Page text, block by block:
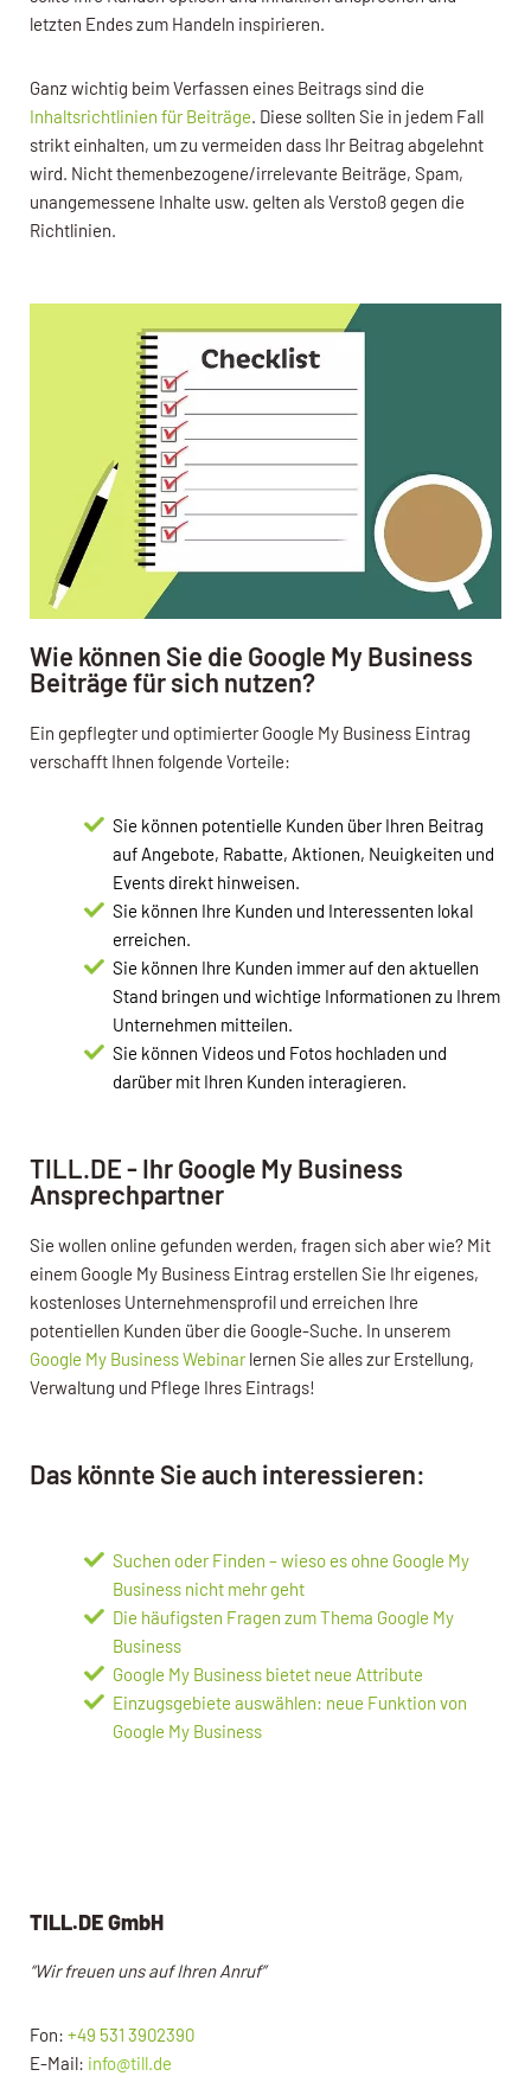
letzten Endes zum Handeln inspirieren.
Ganz wichtig beim Verfassen eines Beitrags sind die
Inhaltsrichtlinien für Beiträge. Diese sollten Sie in jedem Fall
strikt einhalten, um zu vermeiden dass Ihr Beitrag abgelehnt
wird. Nicht themenbezogene/irrelevante Beiträge, Spam,
unangemessene Inhalte usw. gelten als Verstoß gegen die
Richtlinien.
Wie können Sie die Google My Business
Beiträge für sich nutzen?
Ein gepflegter und optimierter Google My Business Eintrag
verschafft Ihnen folgende Vorteile:
Sie können potentielle Kunden über Ihren Beitrag
auf Angebote, Rabatte, Aktionen, Neuigkeiten und
Events direkt hinweisen.
Sie können Ihre Kunden und Interessenten lokal
erreichen.
Sie können Ihre Kunden immer auf den aktuellen
Stand bringen und wichtige Informationen zu Ihrem
Unternehmen mitteilen.
Sie können Videos und Fotos hochladen und
darüber mit Ihren Kunden interagieren.
TILL.DE - Ihr Google My Business
Ansprechpartner
Sie wollen online gefunden werden, fragen sich aber wie? Mit
einem Google My Business Eintrag erstellen Sie Ihr eigenes,
kostenloses Unternehmensprofil und erreichen Ihre
potentiellen Kunden über die Google-Suche. In unserem
Google My Business Webinarlernen Sie alles zur Erstellung,
Verwaltung und Pflege Ihres Eintrags!
Das könnte Sie auch interessieren:
Suchen oder Finden – wieso es ohne Google My
Business nicht mehr geht
Die häufigsten Fragen zum Thema Google My
Business
Google My Business bietet neue Attribute
Einzugsgebiete auswählen: neue Funktion von
Google My Business
TILL.DE GmbH
“Wir freuen uns auf Ihren Anruf”
Fon: +49 531 3902390
E-Mail: info@till.de